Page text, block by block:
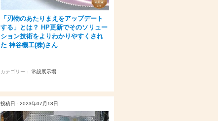
「刃物のあたりまえをアップデート
する」とは？ HP更新でそのソリュー
ション技術をよりわかりやすくされ
た 神谷機工(株)さん
カテゴリー： 常設展示場
投稿日 : 2023年07月18日